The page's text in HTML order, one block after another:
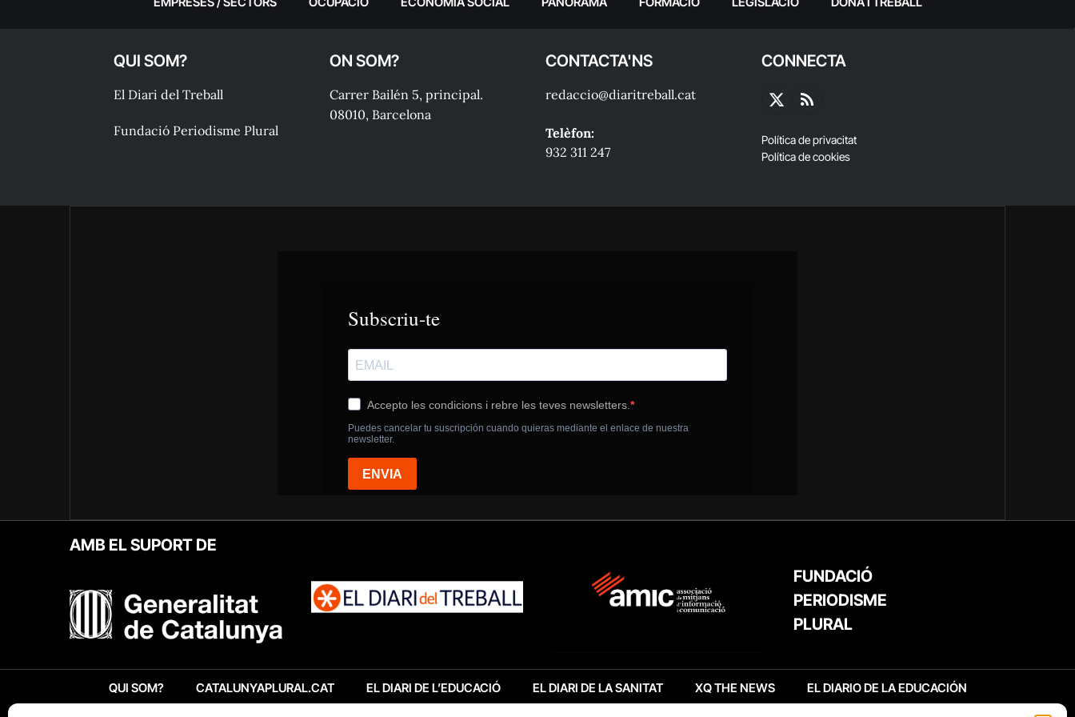
QUI SOM?
El Diari del Treball
Fundació Periodisme Plural
ON SOM?
Carrer Bailén 5, principal.
08010, Barcelona
CONTACTA'NS
redaccio@diaritreball.cat
Telèfon:
932 311 247
CONNECTA
X
RSS
Política de privacitat
Política de cookies
AMB EL SUPORT DE
FUNDACIÓ
PERIODISME
PLURAL
QUI SOM? CATALUNYAPLURAL.CAT EL DIARI DE L’EDUCACIÓ EL DIARI DE LA SANITAT XQ THE NEWS EL DIARIO DE LA EDUCACIÓN